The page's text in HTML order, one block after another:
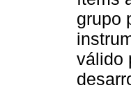
grupo
válido